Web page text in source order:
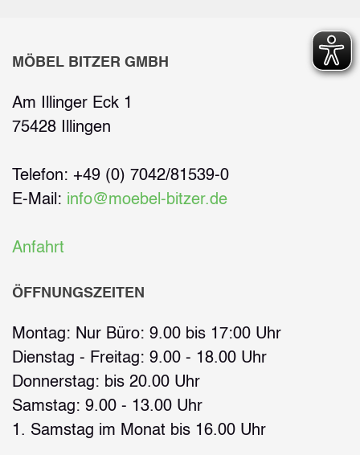
MÖBEL BITZER GMBH
Am Illinger Eck 1
75428 Illingen
Telefon: +49 (0) 7042/81539-0
E-Mail: info@moebel-bitzer.de
Anfahrt
ÖFFNUNGSZEITEN
Montag: Nur Büro: 9.00 bis 17:00 Uhr
Dienstag - Freitag: 9.00 - 18.00 Uhr
Donnerstag: bis 20.00 Uhr
Samstag: 9.00 - 13.00 Uhr
1. Samstag im Monat bis 16.00 Uhr